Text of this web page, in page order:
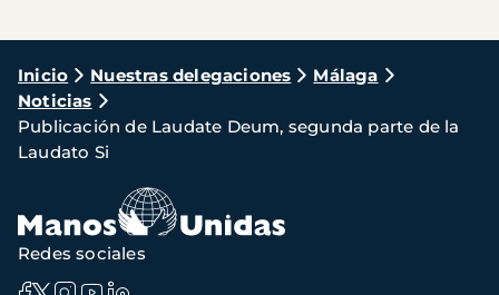
Ruta
de
navegación
Inicio Nuestras delegaciones
Málaga
Noticias
Publicación de Laudate Deum, segunda parte de la
Laudato Si
Redes sociales